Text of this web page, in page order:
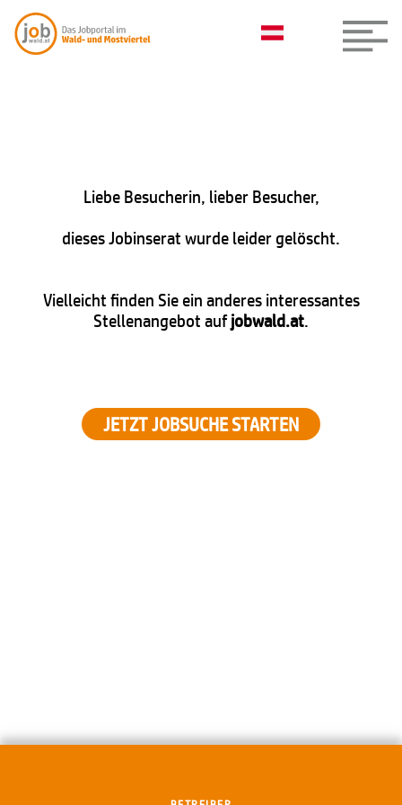
Liebe Besucherin, lieber Besucher,
dieses Jobinserat wurde leider gelöscht.
Vielleicht finden Sie ein anderes interessantes
Stellenangebot aufjobwald.at.
JETZT JOBSUCHE STARTEN